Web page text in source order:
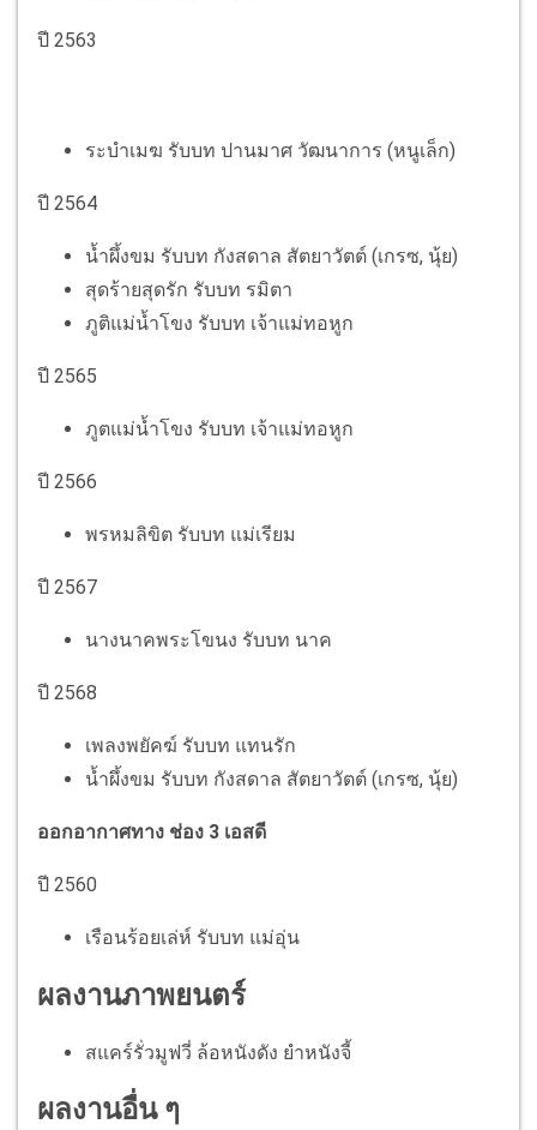
ปี 2563
ระบำเมฆ รับบท ปานมาศ วัฒนาการ (หนูเล็ก)
ปี 2564
น้ำผึ้งขม รับบท กังสดาล สัตยาวัตต์ (เกรซ, นุ้ย)
สุดร้ายสุดรัก รับบท รมิตา
ภูติแม่น้ำโขง รับบท เจ้าแม่ทอหูก
ปี 2565
ภูตแม่น้ำโขง รับบท เจ้าแม่ทอหูก
ปี 2566
พรหมลิขิต รับบท แม่เรียม
ปี 2567
นางนาคพระโขนง รับบท นาค
ปี 2568
เพลงพยัคฆ์ รับบท แทนรัก
น้ำผึ้งขม​ รับบท กังสดาล สัตยาวัตต์ (เกรซ, นุ้ย)
ออกอากาศทาง ช่อง 3 เอสดี
ปี 2560
เรือนร้อยเล่ห์ รับบท แม่อุ่น
ผลงานภาพยนตร์
สแคร์รั่วมูฟวี่ ล้อหนังดัง ยำหนังจี้
ผลงานอื่น ๆ